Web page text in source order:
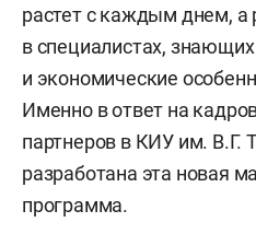
растет с каждым днем, а
в специалистах,
и экономические
Именно в ответ на
партнеров в КИУ им. В.Г.
разработана эта новая
программа.